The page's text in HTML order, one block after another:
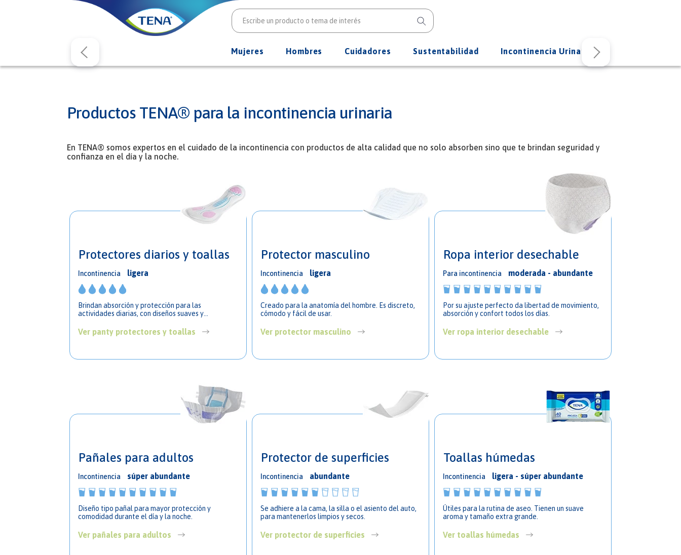
Mujeres Hombres Cuidadores Sustentabilidad Incontinencia Urinaria
Productos TENA® para la incontinencia urinaria
En TENA® somos expertos en el cuidado de la incontinencia con productos de alta calidad que no solo absorben sino que te brindan seguridad y
confianza en el día y la noche.
Protectores diarios y toallas
Incontinencia ligera
Brindan absorción y protección para las
actividades diarias, con diseños suaves y
Ver panty protectores y toallas
Protector masculino
Incontinencia ligera
Creado para la anatomía del hombre. Es discreto,
cómodo y fácil de usar.
Ver protector masculino
Ropa interior desechable
Para incontinencia moderada - abundante
Por su ajuste perfecto da libertad de movimiento,
absorción y confort todos los días.
Ver ropa interior desechable
Pañales para adultos
Incontinencia súper abundante
Diseño tipo pañal para mayor protección y
comodidad durante el día y la noche.
Ver pañales para adultos
Protector de superficies
Incontinencia abundante
Se adhiere a la cama, la silla o el asiento del auto,
para mantenerlos limpios y secos.
Ver protector de superficies
Toallas húmedas
Incontinencia ligera - súper abundante
Útiles para la rutina de aseo. Tienen un suave
aroma y tamaño extra grande.
Ver toallas húmedas